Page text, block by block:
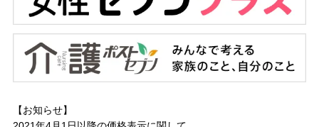
【お知らせ】